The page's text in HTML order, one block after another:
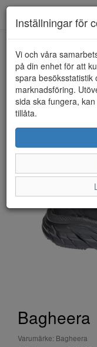
HEM BAGHEERA
Bagheera
Varumärke: Bagheera
Inställningar för
Vi och våra
på din enhet för att
spara besöksstatistik
marknadsföring.
sida ska fungera,
tillåta.